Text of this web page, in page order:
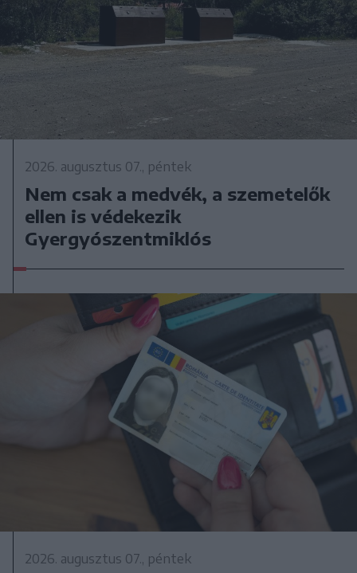
2026. augusztus 07., péntek
Nem csak a medvék, a szemetelők
ellen is védekezik
Gyergyószentmiklós
2026. augusztus 07., péntek